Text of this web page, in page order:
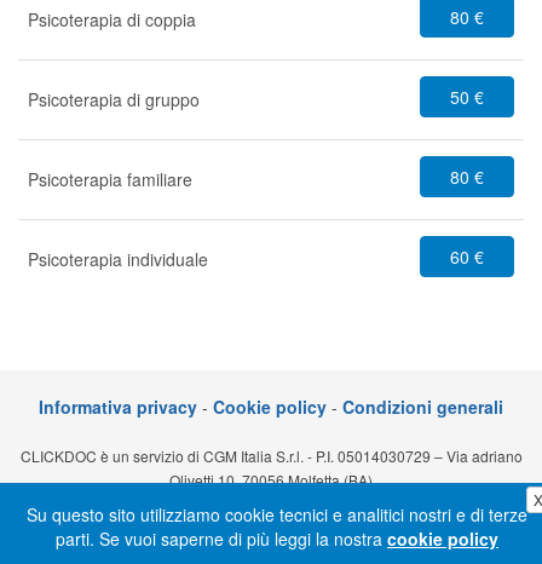
Psicoterapia di coppia 80 €
Psicoterapia di gruppo 50 €
Psicoterapia familiare 80 €
Psicoterapia individuale 60 €
Su questo sito utilizziamo cookie tecnici e analitici nostri e di terze
parti. Se vuoi saperne di più leggi la nostra cookie policy
X
Informativa privacy - Cookie policy - Condizioni generali
CLICKDOC è un servizio di CGM Italia S.r.l. - P.I. 05014030729 – Via adriano
Olivetti 10, 70056 Molfetta (BA)